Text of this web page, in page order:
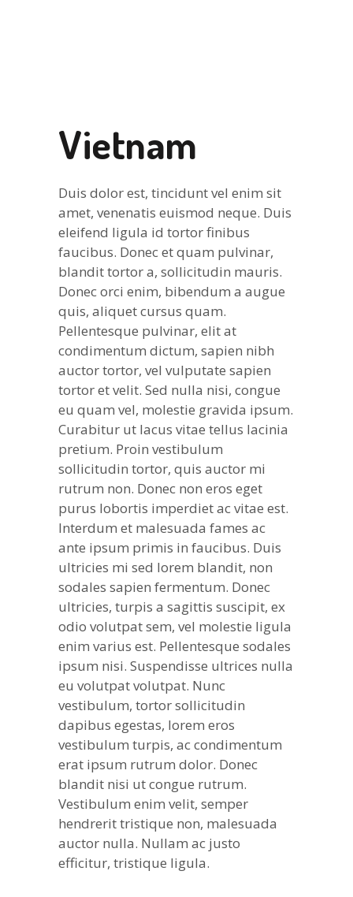
Vietnam
Duis dolor est, tincidunt vel enim sit
amet, venenatis euismod neque. Duis
eleifend ligula id tortor finibus
faucibus. Donec et quam pulvinar,
blandit tortor a, sollicitudin mauris.
Donec orci enim, bibendum a augue
quis, aliquet cursus quam.
Pellentesque pulvinar, elit at
condimentum dictum, sapien nibh
auctor tortor, vel vulputate sapien
tortor et velit. Sed nulla nisi, congue
eu quam vel, molestie gravida ipsum.
Curabitur ut lacus vitae tellus lacinia
pretium. Proin vestibulum
sollicitudin tortor, quis auctor mi
rutrum non. Donec non eros eget
purus lobortis imperdiet ac vitae est.
Interdum et malesuada fames ac
ante ipsum primis in faucibus. Duis
ultricies mi sed lorem blandit, non
sodales sapien fermentum. Donec
ultricies, turpis a sagittis suscipit, ex
odio volutpat sem, vel molestie ligula
enim varius est. Pellentesque sodales
ipsum nisi. Suspendisse ultrices nulla
eu volutpat volutpat. Nunc
vestibulum, tortor sollicitudin
dapibus egestas, lorem eros
vestibulum turpis, ac condimentum
erat ipsum rutrum dolor. Donec
blandit nisi ut congue rutrum.
Vestibulum enim velit, semper
hendrerit tristique non, malesuada
auctor nulla. Nullam ac justo
efficitur, tristique ligula.